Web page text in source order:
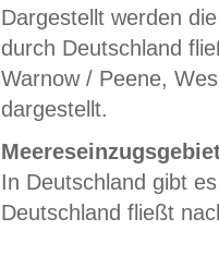
Dargestellt werden
durch Deutschland
Warnow / Peene,
dargestellt.
In Deutschland gibt
Deutschland fließt